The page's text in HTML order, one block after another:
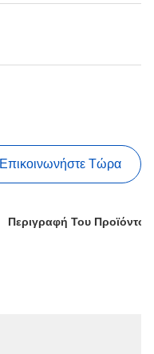
Επικοινωνήστε Τώρα
Περιγραφή Του Προϊόντος